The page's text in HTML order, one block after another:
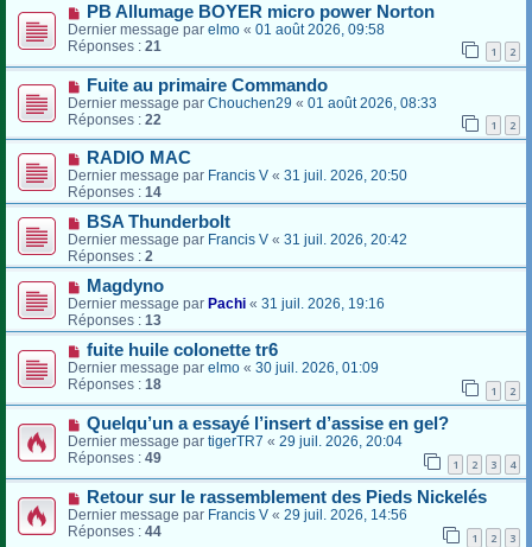
PB Allumage BOYER micro power Norton
Dernier message par elmo « 01 août 2026, 09:58
Réponses : 21 1 2
Fuite au primaire Commando
Dernier message par Chouchen29 « 01 août 2026, 08:33
Réponses : 22 1 2
RADIO MAC
Dernier message par Francis V « 31 juil. 2026, 20:50
Réponses : 14
BSA Thunderbolt
Dernier message par Francis V « 31 juil. 2026, 20:42
Réponses : 2
Magdyno
Dernier message par Pachi « 31 juil. 2026, 19:16
Réponses : 13
fuite huile colonette tr6
Dernier message par elmo « 30 juil. 2026, 01:09
Réponses : 18 1 2
Quelqu’un a essayé l’insert d’assise en gel?
Dernier message par tigerTR7 « 29 juil. 2026, 20:04
Réponses : 49 1 2 3 4
Retour sur le rassemblement des Pieds Nickelés
Dernier message par Francis V « 29 juil. 2026, 14:56
Réponses : 44 1 2 3